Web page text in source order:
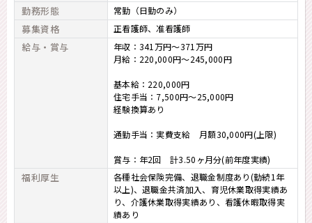
勤務形態 常勤（日勤のみ）
募集資格 正看護師 准看護師
給与・賞与
年収：341万円～371万円
月給：220,000円～245,000円
基本給：220,000円
住宅手当：7,500円～25,000円
経験換算あり
通勤手当：実費支給 月額30,000円(上限)
賞与：年2回 計3.50ヶ月分(前年度実績)
福利厚生
各種社会保険完備、退職金制度あり(勤続1年
以上)、退職金共済加入、育児休業取得実績あ
り、介護休業取得実績あり、看護休暇取得実
績あり